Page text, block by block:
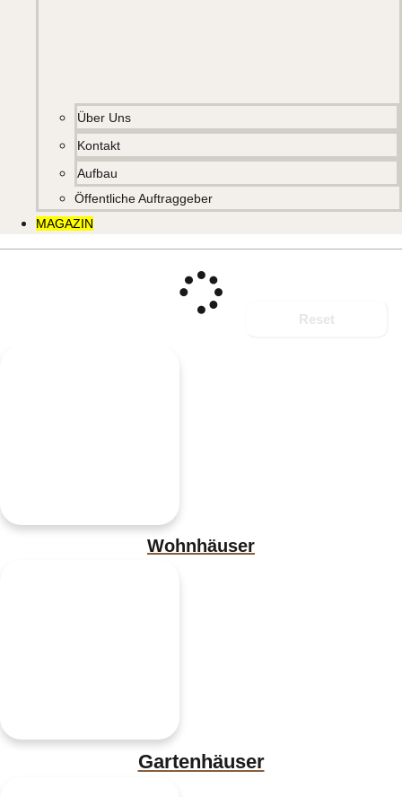
Über Uns
Kontakt
Aufbau
Öffentliche Auftraggeber
MAGAZIN
Reset
Wohnhäuser
Gartenhäuser